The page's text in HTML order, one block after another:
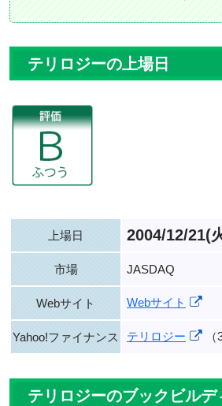
テリロジーの上場日
上場日 2004/12/21(
市場 JASDAQ
Webサイト Webサイト
Yahoo!ファイナンス テリロジー
テリロジーのブックビルデ